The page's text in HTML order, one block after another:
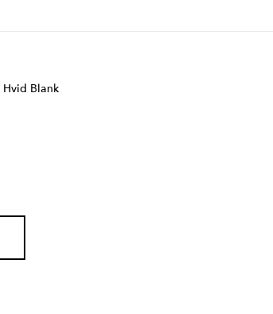
Hvid Blank